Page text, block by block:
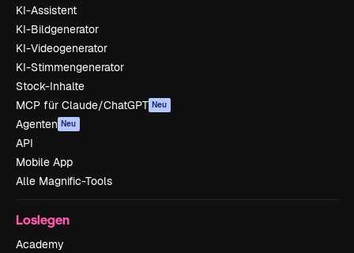
KI-Assistent
KI-Bildgenerator
KI-Videogenerator
KI-Stimmengenerator
Stock-Inhalte
MCP für Claude/ChatGPT Neu
Agenten Neu
API
Mobile App
Alle Magnific-Tools
Loslegen
Academy